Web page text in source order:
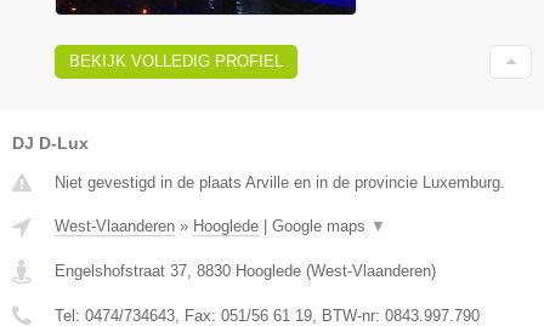
BEKIJK VOLLEDIG PROFIEL
DJ D-Lux
Niet gevestigd in de plaats Arville en in de provincie Luxemburg.
West-Vlaanderen » Hooglede | Google maps ▼
Engelshofstraat 37 8830 Hooglede (West-Vlaanderen)
Tel: 0474/734643 , Fax: 051/56 61 19 , BTW-nr: 0843.997.790